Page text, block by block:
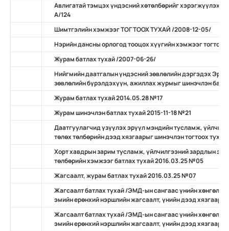
Авлигатай тэмцэх үндэсний хөтөлбөрийг хэрэгжүүлэх
А/124
Шимтгэлийн хэмжээг ТОГТООХ ТУХАЙ /2008-12-05/
Нэрийн дансны орлогод тооцох хүүгийн хэмжээг
Журам батлах тухай /2007-06-26/
Нийгмийн даатгалын үндэсний зөвлөлийн дэргэдэх
зөвлөлийн бүрэлдэхүүн, ажиллах журмыг шинэчлэн
Журам батлах тухай 2014.05.28 №17
Журам шинэчлэн батлах тухай 2015-11-18 №21
Даатгуулагчид үзүүлэх эрүүл мэндийн тусламж,
төлөх төлбөрийн дээд хязгаарыг шинэчлэн тогтоох
Хорт хавдрын зарим тусламж, үйлчилгээний зардлын
төлбөрийн хэмжээг батлах тухай 2016.03.25 №05
Жагсаалт, журам батлах тухай 2016.03.25 №07
Жагсаалт батлах тухай /ЭМД-ын сангаас үнийн
эмийн ерөнхий нэршлийн жагсаалт, үнийн дээд
Жагсаалт батлах тухай /ЭМД-ын сангаас үнийн
эмийн ерөнхий нэршлийн жагсаалт, үнийн дээд хязгаар,